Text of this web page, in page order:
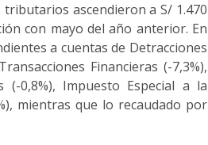
ascendieron a S/ 1.470
con mayo del año anterior. En
a cuentas de Detracciones
Financieras (-7,3%),
(-0,8%), Impuesto Especial a la
mientras que lo recaudado por